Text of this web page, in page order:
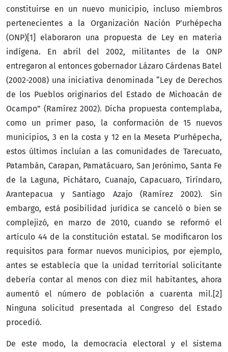
constituirse en un nuevo municipio, incluso miembros
pertenecientes a la Organización Nación P’urhépecha
(ONP)[1] elaboraron una propuesta de Ley en materia
indígena. En abril del 2002, militantes de la ONP
entregaron al entonces gobernador Lázaro Cárdenas Batel
(2002-2008) una iniciativa denominada “Ley de Derechos
de los Pueblos originarios del Estado de Michoacán de
Ocampo” (Ramírez 2002). Dicha propuesta contemplaba,
como un primer paso, la conformación de 15 nuevos
municipios, 3 en la costa y 12 en la Meseta P’urhépecha,
estos últimos incluían a las comunidades de Tarecuato,
Patambán, Carapan, Pamatácuaro, San Jerónimo, Santa Fe
de la Laguna, Pichátaro, Cuanajo, Capacuaro, Tiríndaro,
Arantepacua y Santiago Azajo (Ramírez 2002). Sin
embargo, está posibilidad jurídica se canceló o bien se
complejizó, en marzo de 2010, cuando se reformó el
artículo 44 de la constitución estatal. Se modificaron los
requisitos para formar nuevos municipios, por ejemplo,
antes se establecía que la unidad territorial solicitante
debería contar al menos con diez mil habitantes, ahora
aumentó el número de población a cuarenta mil.[2]
Ninguna solicitud presentada al Congreso del Estado
procedió.
De este modo, la democracia electoral y el sistema